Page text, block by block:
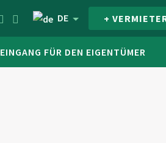
DE +
EINGANG FÜR DEN EIGENTÜMER